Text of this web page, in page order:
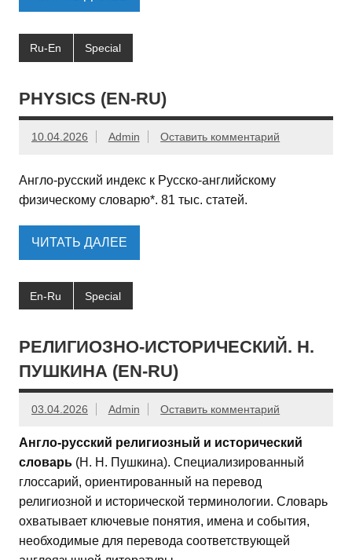
Ru-En Special
PHYSICS (EN-RU)
10.04.2026 Admin Оставить комментарий
Англо-русский индекс к Русско-английскому
физическому словарю*. 81 тыс. статей.
ЧИТАТЬ ДАЛЕЕ
En-Ru Special
РЕЛИГИОЗНО-ИСТОРИЧЕСКИЙ. Н.
ПУШКИНА (EN-RU)
03.04.2026 Admin Оставить комментарий
Англо-русский религиозный и исторический
словарь (Н. Н. Пушкина). Специализированный
глоссарий, ориентированный на перевод
религиозной и исторической терминологии. Словарь
охватывает ключевые понятия, имена и события,
необходимые для перевода соответствующей